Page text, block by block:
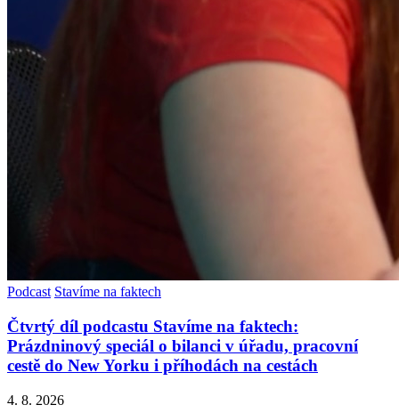
Podcast Stavíme na faktech
Čtvrtý díl podcastu Stavíme na faktech:
Prázdninový speciál o bilanci v úřadu, pracovní
cestě do New Yorku i příhodách na cestách
4. 8. 2026